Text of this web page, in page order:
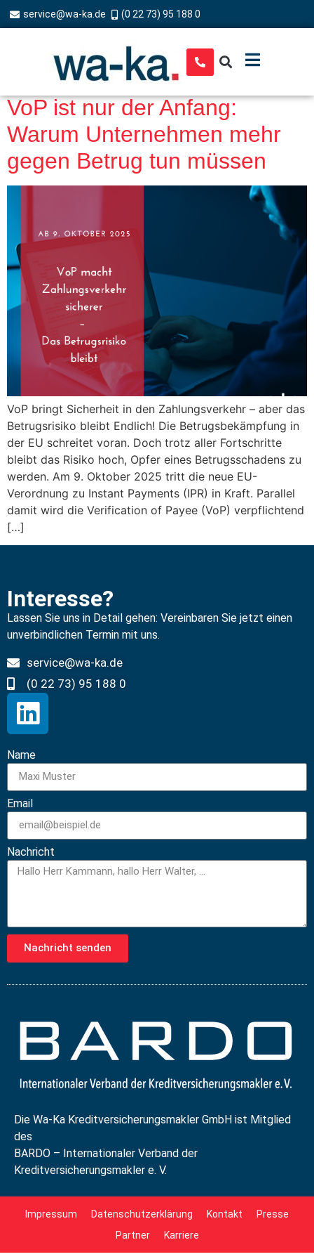
service@wa-ka.de (0 22 73) 95 188 0
VoP ist nur der Anfang:
Warum Unternehmen mehr
gegen Betrug tun müssen
VoP bringt Sicherheit in den Zahlungsverkehr – aber das
Betrugsrisiko bleibt Endlich! Die Betrugsbekämpfung in
der EU schreitet voran. Doch trotz aller Fortschritte
bleibt das Risiko hoch, Opfer eines Betrugsschadens zu
werden. Am 9. Oktober 2025 tritt die neue EU-
Verordnung zu Instant Payments (IPR) in Kraft. Parallel
damit wird die Verification of Payee (VoP) verpflichtend
[…]
Interesse?
Lassen Sie uns in Detail gehen: Vereinbaren Sie jetzt einen
unverbindlichen Termin mit uns.
service@wa-ka.de
(0 22 73) 95 188 0
Name
Email
Nachricht
Nachricht senden
Die Wa-Ka Kreditversicherungsmakler GmbH ist Mitglied
des
BARDO – Internationaler Verband der
Kreditversicherungsmakler e. V.
Impressum Datenschutzerklärung Kontakt
Presse
Partner
Karriere